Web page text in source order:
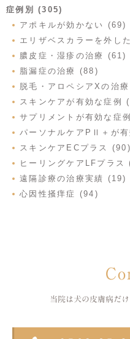
症例別 (305)
アポキルが効かない (69)
エリザベスカラーを外し
膿皮症・湿疹の治療 (61)
脂漏症の治療 (88)
脱毛・アロペシアXの治
スキンケアが有効な症例
サプリメントが有効な症
パーソナルケアPⅡ＋が
スキンケアECプラス (90)
ヒーリングケアLFプラス
遠隔診療の治療実績 (19)
心因性掻痒症 (94)
当院は犬の皮膚病だ